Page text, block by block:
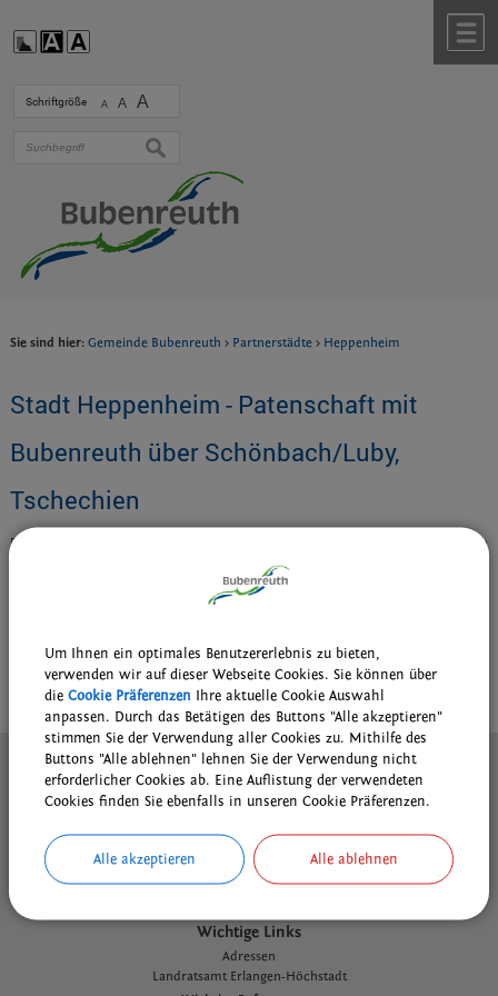
Schriftgröße A A A
suchen
Sie sind hier: Gemeinde Bubenreuth > Partnerstädte > Heppenheim
Stadt Heppenheim - Patenschaft mit
Bubenreuth über Schönbach/Luby,
Tschechien
Diese Patenschaft gibt es seit Juli 1956. Nach der Vertreibung aus Schönbach nach
dem 2. Weltkrieg fanden viele ehemalige Schönbacher in Bubenreuth und
Heppenheim eine neue Heimat; deshalb die gemeinsame Patenschaft.
drucken nach oben
Kontakt
Inhaltsverzeichnis
Datenschutz
Cookie Einstellungen
Wichtige Links
Adressen
Landratsamt Erlangen-Höchstadt
Um Ihnen ein optimales Benutzererlebnis zu bieten,
verwenden wir auf dieser Webseite Cookies. Sie können über
die Cookie Präferenzen Ihre aktuelle Cookie Auswahl
anpassen. Durch das Betätigen des Buttons "Alle akzeptieren"
stimmen Sie der Verwendung aller Cookies zu. Mithilfe des
Buttons "Alle ablehnen" lehnen Sie der Verwendung nicht
erforderlicher Cookies ab. Eine Auflistung der verwendeten
Cookies finden Sie ebenfalls in unseren Cookie Präferenzen.
Alle akzeptieren Alle ablehnen